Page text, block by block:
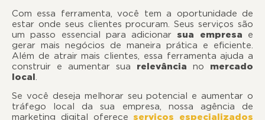
Com essa ferramenta, você tem a oportunidade de
estar onde seus clientes procuram. Seus serviços são
um passo essencial para adicionarsua empresa e
gerar mais negócios de maneira prática e eficiente.
Além de atrair mais clientes, essa ferramenta ajuda a
construir e aumentar sua relevância no mercado
local.
Se você deseja melhorar seu potencial e aumentar o
tráfego local da sua empresa, nossa agência de
marketing digital oferece serviços especializados